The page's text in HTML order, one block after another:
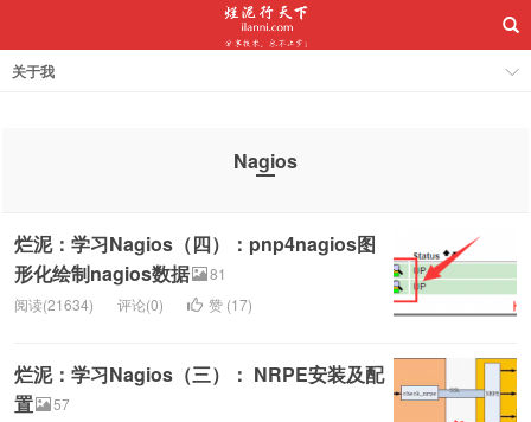
关于我
Nagios
烂泥：学习Nagios（四）：pnp4nagios图
形化绘制nagios数据
81
阅读(21634)
评论(0) 赞 (17)
烂泥：学习Nagios（三）： NRPE安装及配
置
57